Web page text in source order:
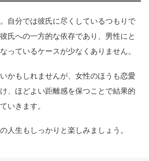
自分では彼氏に尽くしているつもりで
氏への一方的な依存であり、男性にと
っているケースが少なくありません。
かもしれませんが、女性のほうも恋愛
、ほどよい距離感を保つことで結果的
いきます。
人生もしっかりと楽しみましょう。